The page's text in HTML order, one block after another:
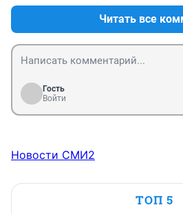
наизусть свою речь.
связность и какой-то намёк на
иногда прошибало и его, уже на
посту. Отчего и пошло гулять
когда он пытался выдавать
учиться, оно никогда не поздно.
Читать все
Гость
Войти
Новости СМИ2
ТОП 5